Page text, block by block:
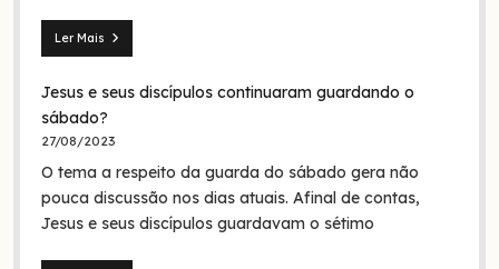
Ler Mais
Seita
nazarenos:
quem
foram
na
Bíblia
Jesus e seus discípulos continuaram guardando o
sábado?
27/08/2023
O tema a respeito da guarda do sábado gera não
pouca discussão nos dias atuais. Afinal de contas,
Jesus e seus discípulos guardavam o sétimo